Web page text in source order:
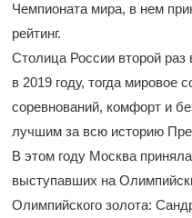
Чемпионата мира, в нем
рейтинг.
Столица России второй
в 2019 году, тогда мировое
соревнований, комфорт и
лучшим за всю историю
В этом году Москва
выступавших на
Олимпийского золота: